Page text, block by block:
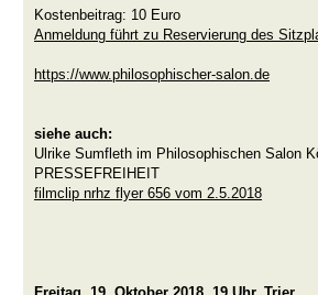
Kostenbeitrag: 10 Euro
Anmeldung führt zu Reservierung des
https://www.philosophischer-salon.de
siehe auch:
Ulrike Sumfleth im Philosophischen Salon
PRESSEFREIHEIT
filmclip nrhz flyer 656 vom 2.5.2018